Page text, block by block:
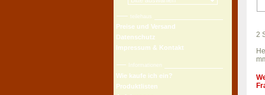
teilehaus
Preise und Versand
Datenschutz
Impressum & Kontakt
Informationen
Wie kaufe ich ein?
Produktlisten
2